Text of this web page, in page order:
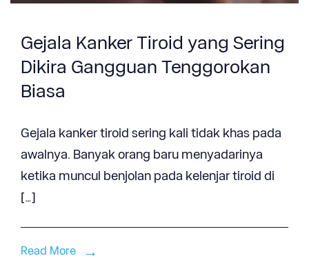
Gejala Kanker Tiroid yang Sering
Dikira Gangguan Tenggorokan
Biasa
Gejala kanker tiroid sering kali tidak khas pada
awalnya. Banyak orang baru menyadarinya
ketika muncul benjolan pada kelenjar tiroid di
[…]
Read More